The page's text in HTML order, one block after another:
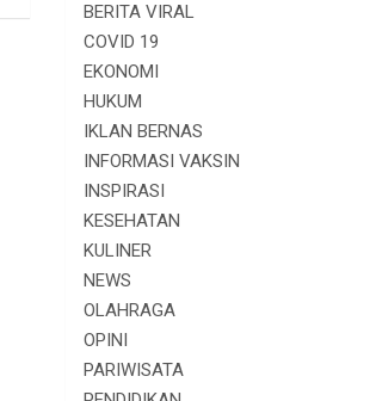
BERITA VIRAL
COVID 19
EKONOMI
HUKUM
IKLAN BERNAS
INFORMASI VAKSIN
INSPIRASI
KESEHATAN
KULINER
NEWS
OLAHRAGA
OPINI
PARIWISATA